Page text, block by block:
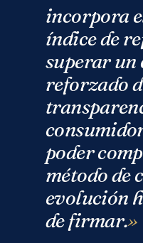
incorpora
índice de
superar
reforzado
poder
método de
evolución
de firmar.